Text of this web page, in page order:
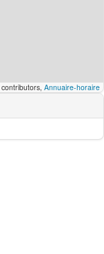
contributors, Annuaire-horaire